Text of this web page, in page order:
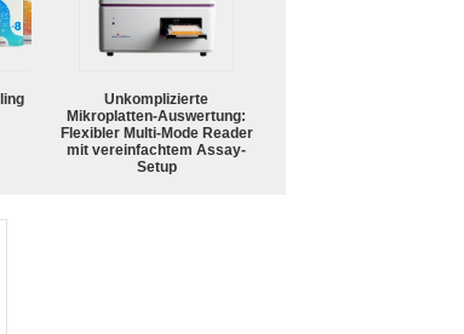
Unkomplizierte
Mikroplatten-Auswertung:
Flexibler Multi-Mode Reader
mit vereinfachtem Assay-
Setup